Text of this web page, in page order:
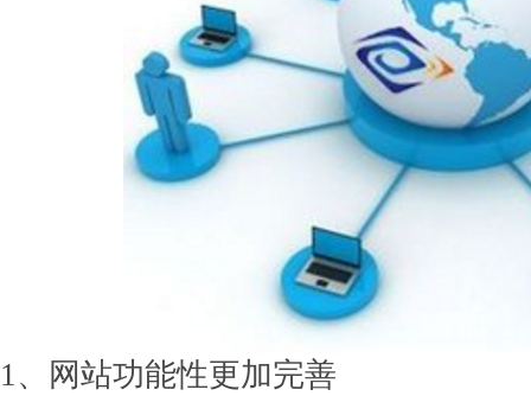
1、网站功能性更加完善